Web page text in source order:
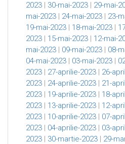
2023 | 30-mai-2023 | 29-mai-
mai-2023 | 24-mai-2023 | 23-
19-mai-2023 | 18-mai-2023 |
2023 | 15-mai-2023 | 12-mai-
mai-2023 | 09-mai-2023 | 08-
04-mai-2023 | 03-mai-2023 |
2023 | 27-aprilie-2023 | 26-
2023 | 24-aprilie-2023 | 21-
2023 | 19-aprilie-2023 | 18-
2023 | 13-aprilie-2023 | 12-
2023 | 10-aprilie-2023 | 07-
2023 | 04-aprilie-2023 | 03-
2023 | 30-martie-2023 | 29-